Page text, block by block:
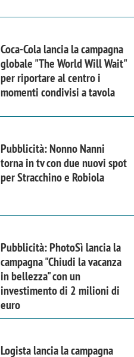
Coca-Cola lancia la campagna
globale "The World Will Wait"
per riportare al centro i
momenti condivisi a tavola
Pubblicità: Nonno Nanni
torna in tv con due nuovi spot
per Stracchino e Robiola
Pubblicità: PhotoSì lancia la
campagna "Chiudi la vacanza
in bellezza" con un
investimento di 2 milioni di
euro
Logista lancia la campagna